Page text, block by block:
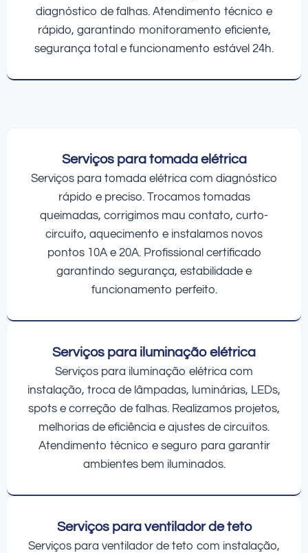
diagnóstico de falhas. Atendimento técnico e
rápido, garantindo monitoramento eficiente,
segurança total e funcionamento estável 24h.
Serviços para tomada elétrica
Serviços para tomada elétrica com diagnóstico
rápido e preciso. Trocamos tomadas
queimadas, corrigimos mau contato, curto-
circuito, aquecimento e instalamos novos
pontos 10A e 20A. Profissional certificado
garantindo segurança, estabilidade e
funcionamento perfeito.
Serviços para iluminação elétrica
Serviços para iluminação elétrica com
instalação, troca de lâmpadas, luminárias, LEDs,
spots e correção de falhas. Realizamos projetos,
melhorias de eficiência e ajustes de circuitos.
Atendimento técnico e seguro para garantir
ambientes bem iluminados.
Serviços para ventilador de teto
Serviços para ventilador de teto com instalação,